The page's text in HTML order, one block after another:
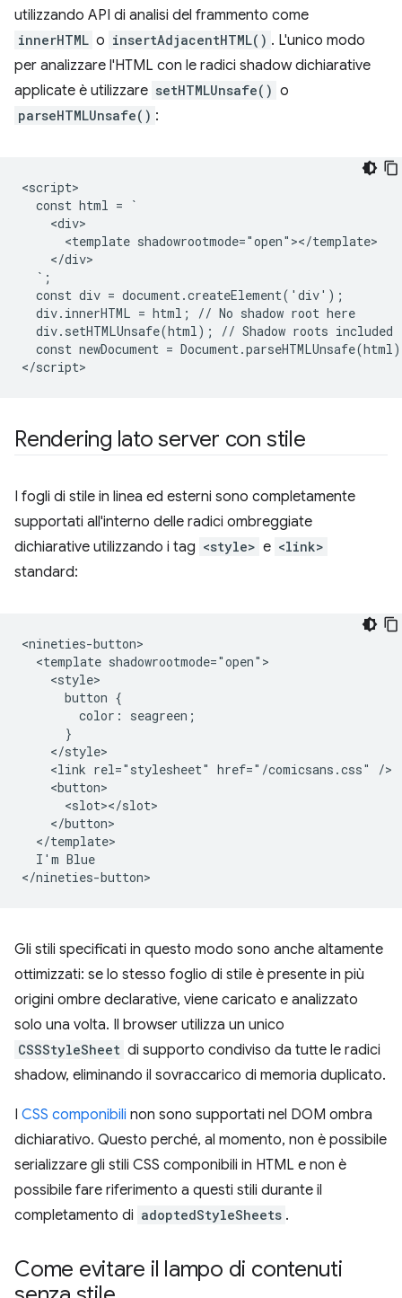
utilizzando API di analisi del frammento come
innerHTML o insertAdjacentHTML() . L'unico modo
per analizzare l'HTML con le radici shadow dichiarative
applicate è utilizzare setHTMLUnsafe() o
parseHTMLUnsafe() :
<script>
  const html = `
    <div>
      <template shadowrootmode="open"></template>
    </div>
  `;
  const div = document.createElement('div');
  div.innerHTML = html; // No shadow root here
  div.setHTMLUnsafe(html); // Shadow roots included
const newDocument =
Rendering lato server con stile
I fogli di stile in linea ed esterni sono completamente
supportati all'interno delle radici ombreggiate
dichiarative utilizzando i tag <style> e <link>
standard:
<nineties-button>
  <template shadowrootmode="open">
    <style>
      button {
        color: seagreen;
      }
    </style>
    <link rel="stylesheet" href="/comicsans.css" />
    <button>
      <slot></slot>
    </button>
  </template>
  I'm Blue
Gli stili specificati in questo modo sono anche altamente
ottimizzati: se lo stesso foglio di stile è presente in più
origini ombre declarative, viene caricato e analizzato
solo una volta. Il browser utilizza un unico
CSSStyleSheet di supporto condiviso da tutte le radici
shadow, eliminando il sovraccarico di memoria duplicato.
I CSS componibili non sono supportati nel DOM ombra
dichiarativo. Questo perché, al momento, non è possibile
serializzare gli stili CSS componibili in HTML e non è
possibile fare riferimento a questi stili durante il
completamento di adoptedStyleSheets .
Come evitare il lampo di contenuti